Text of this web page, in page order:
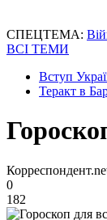
СПЕЦТЕМА:
ВСІ ТЕМИ
Вступ
Теракт в
0
182